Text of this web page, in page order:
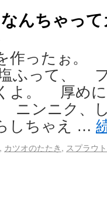
んちゃって
作ったぉ。
ふって、 フ
よ。 厚め
ンニク、し
しちゃえ …
, カツオのたたき, スプラウト